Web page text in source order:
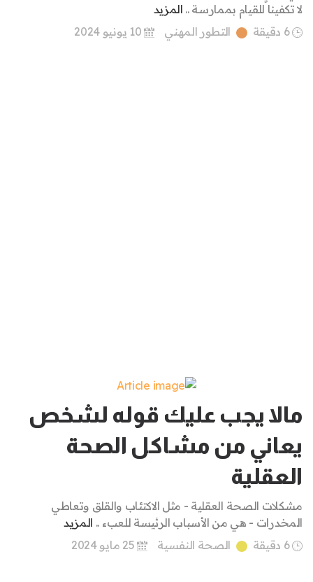
لا تكفينا للقيام بممارسة .. المزيد
6 دقيقة
التطور المهني
مالا يجب عليك قوله لشخص
يعاني من مشاكل الصحة
العقلية
مشكلات الصحة العقلية - مثل الاكتئاب والقلق وتعاطي
المخدرات - هي من الأسباب الرئيسة للعبء .. المزيد
6 دقيقة
الصحة النفسية